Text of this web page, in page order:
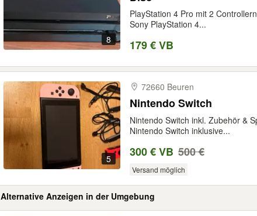
8
PlayStation 4 Pro mit 2
Sony PlayStation 4...
179 € VB
5
72660 Beuren
Nintendo Switch
Nintendo Switch inkl. Zubehör &
Nintendo Switch inklusive...
300 € VB 500 €
Versand möglich
Alternative Anzeigen in der Umgebung